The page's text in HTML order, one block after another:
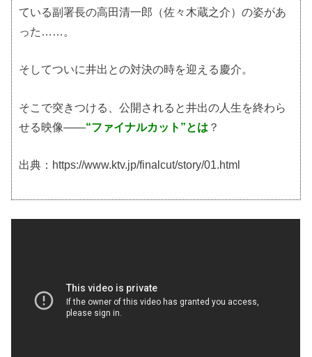
ている副署長の高田清一郎（佐々木蔵之介）の姿があ
った……。
そしてついに井出との対決の時を迎える慶介。
そこで突きつける、公開されると井出の人生を終わら
せる映像――“ファイナルカット”とは ？
出典：https://www.ktv.jp/finalcut/story/01.html